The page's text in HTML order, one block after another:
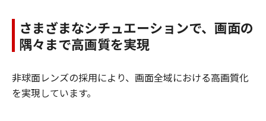
さまざまなシチュエーションで、画面の
隅々まで高画質を実現
非球面レンズの採用により、画面全域における高画質化
を実現しています。